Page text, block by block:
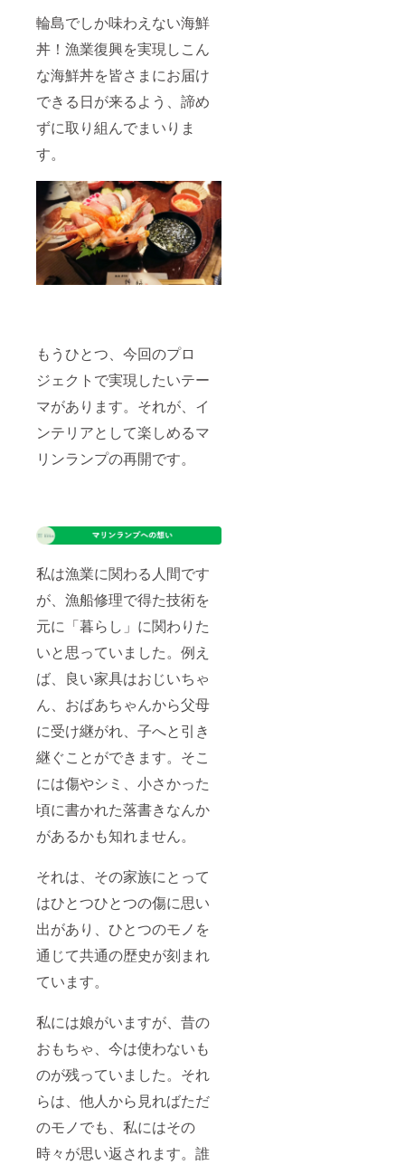
輪島でしか味わえない海鮮
丼！漁業復興を実現しこん
な海鮮丼を皆さまにお届け
できる日が来るよう、諦め
ずに取り組んでまいりま
す。
もうひとつ、今回のプロ
ジェクトで実現したいテー
マがあります。それが、イ
ンテリアとして楽しめるマ
リンランプの再開です。
私は漁業に関わる人間です
が、漁船修理で得た技術を
元に「暮らし」に関わりた
いと思っていました。例え
ば、良い家具はおじいちゃ
ん、おばあちゃんから父母
に受け継がれ、子へと引き
継ぐことができます。そこ
には傷やシミ、小さかった
頃に書かれた落書きなんか
があるかも知れません。
それは、その家族にとって
はひとつひとつの傷に思い
出があり、ひとつのモノを
通じて共通の歴史が刻まれ
ています。
私には娘がいますが、昔の
おもちゃ、今は使わないも
のが残っていました。それ
らは、他人から見ればただ
のモノでも、私にはその
時々が思い返されます。誰